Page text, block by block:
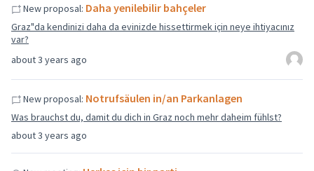
about 3 years ago
New proposal: Daha yenilebilir bahçeler
Graz"da kendinizi daha da evinizde hissettirmek için neye ihtiyacınız
var?
about 3 years ago
New proposal: Notrufsäulen in/an Parkanlagen
Was brauchst du, damit du dich in Graz noch mehr daheim fühlst?